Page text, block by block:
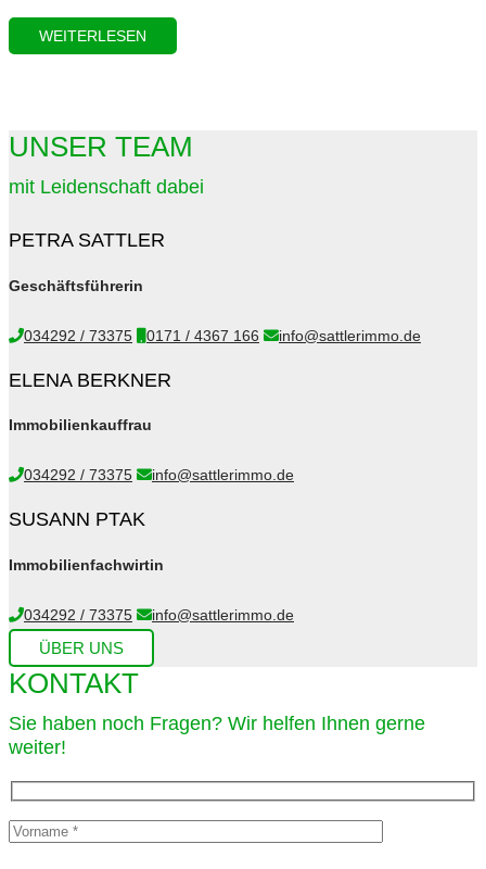
WEITERLESEN
UNSER TEAM
mit Leidenschaft dabei
PETRA SATTLER
Geschäftsführerin
034292 / 73375 0171 / 4367 166 info@sattlerimmo.de
ELENA BERKNER
Immobilienkauffrau
034292 / 73375 info@sattlerimmo.de
SUSANN PTAK
Immobilienfachwirtin
034292 / 73375 info@sattlerimmo.de
ÜBER UNS
KONTAKT
Sie haben noch Fragen? Wir helfen Ihnen gerne
weiter!​